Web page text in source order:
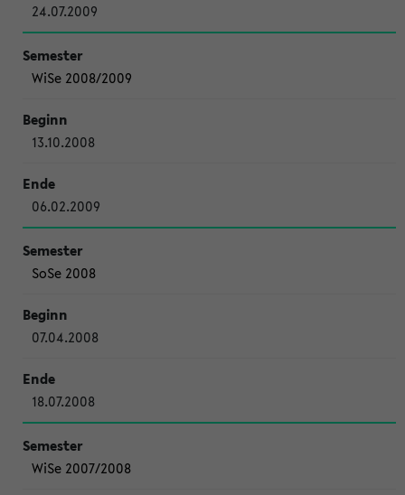
24.07.2009
WiSe 2008/2009
13.10.2008
06.02.2009
SoSe 2008
07.04.2008
18.07.2008
WiSe 2007/2008